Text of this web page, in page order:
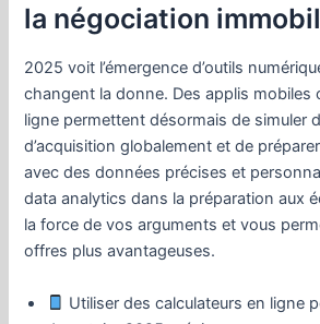
la négociation
2025 voit l’émergence d’outils
changent la donne. Des applis mobiles
ligne permettent désormais de simuler
d’acquisition globalement et de
avec des données précises et
data analytics dans la préparation aux
la force de vos arguments et vous
offres plus avantageuses.
Utiliser des calculateurs en ligne